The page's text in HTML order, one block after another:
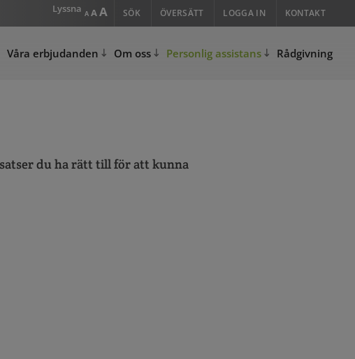
Lyssna A Decrease
A Reset
size.
A Increase
font
size.
SÖK ÖVERSÄTT LOGGA IN KONTAKT
Våra erbjudanden Om oss Personlig assistans Rådgivning
du ha rätt till för att kunna